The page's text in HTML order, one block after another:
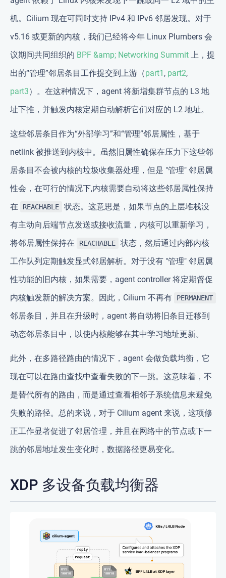
机。Cilium 现在可同时支持 IPv4 和 IPv6 邻居发现。对于
v5.16 或更新的内核，我们已经将今年 Linux Plumbers 会
议期间共同组织的 BPF &amp; Networking Summit 上，提
出的“管理”邻居条目工作提交到上游（part1 , part2,
part3）。在这种情况下，agent 将新增集群节点的 L3 地
址下推，并触发内核定期自动解析它们对应的 L2 地址。
这些邻居条目作为“外部学习”和“管理”邻居属性，基于
netlink 被推送到内核中。虽然旧属性确保在压力下这些邻
居条目不会被内核的垃圾收集器处理，但是 "管理" 邻居属
性会，在可行的情况下,内核需要自动将这些邻居属性保持
在
REACHABLE
状态。这意思是，如果节点的上层堆栈没
有主动向后端节点发送或接收流量，内核可以重新学习，
将邻居属性保持在
REACHABLE
状态，然后通过内部内核
工作队列定期触发显式邻居解析。对于没有 "管理" 邻居属
性功能的旧内核，如果需要，agent controller 将定期督促
内核触发新的解决方案。因此，Cilium 不再有
PERMANENT
邻居条目，并且在升级时，agent 将自动将旧条目迁移到
动态邻居条目中，以使内核能够在其中学习地址更新。
此外，在多路径路由的情况下，agent 会做负载均衡，它
现在可以在路由查找中查看失败的下一跳。这意味着，不
是替代所有的路由，而是通过查看相邻子系统信息来避免
失败的路径。总的来说，对于 Cilium agent 来说，这项修
正工作显著促进了邻居管理，并且在网络中的节点或下一
跳的邻居地址发生变化时，数据路径更易变化。
XDP 多设备负载均衡器